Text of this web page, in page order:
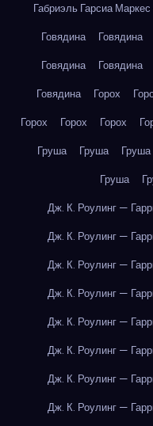
Габриэль Гарсиа
Говядина
Говядина
Говядина
Говядина
Говядина
Горох
Горох
Горох Горох
Груша
Груша Груша
Груша
Дж. К. Роулинг —
Дж. К. Роулинг —
Дж. К. Роулинг —
Дж. К. Роулинг —
Дж. К. Роулинг —
Дж. К. Роулинг —
Дж. К. Роулинг —
Дж. К. Роулинг —